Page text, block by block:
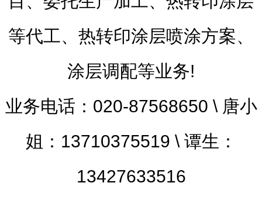
等代工、热转印涂层喷涂方案、
涂层调配等业务!
业务电话：020-87568650 \ 唐小
姐：13710375519 \ 谭生：
13427633516